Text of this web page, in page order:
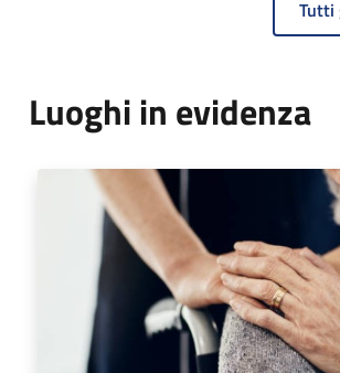
Tutti
Luoghi in evidenza